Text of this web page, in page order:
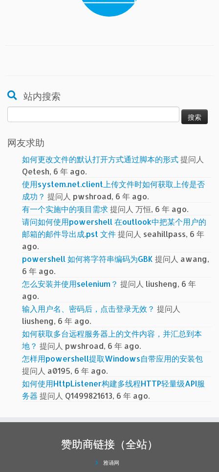
站内搜索
索：
网友求助
如何更改文件的默认打开方式通过脚本的形式提问人
Qetesh, 6 年 ago.
使用system.net.client上传文件时如何获取上传是否
成功？ 提问人 pwshroad, 6 年 ago.
有一个实施中的项目需求提问人 万恒, 6 年 ago.
请问如何使用powershell 在outlook中把某个用户的
邮箱的邮件导出成.pst 文件提问人 seahillpass, 6 年
ago.
powershell 如何将字符串编码为GBK 提问人 awang,
6 年 ago.
怎么安装并使用selenium？ 提问人 liusheng, 6 年
ago.
输入用户名、密码后，点击登录无效？ 提问人
liusheng, 6 年 ago.
如何获取多台远程服务器上的文件内容，并汇总到本
地？ 提问人 pwshroad, 6 年 ago.
怎样用powershell提取Windows自带应用的安装包
提问人 a0195, 6 年 ago.
如何使用HttpListener构建多线程HTTP轻量级API服
务器 提问人 Q1499821613, 6 年 ago.
赞助商链接（全站）
雅诵网